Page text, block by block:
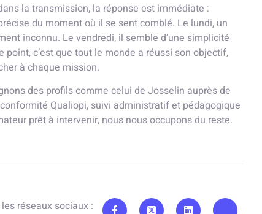
la transmission, la réponse est immédiate :
du moment où il se sent comblé. Le lundi, un
inconnu. Le vendredi, il semble d’une simplicité
c’est que tout le monde a réussi son objectif,
à chaque mission.
des profils comme celui de Josselin auprès de
Qualiopi, suivi administratif et pédagogique
prêt à intervenir, nous nous occupons du reste.
réseaux sociaux :